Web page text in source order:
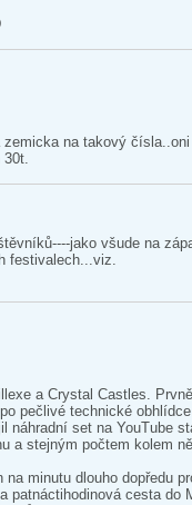
na takový
30t.
jako všude na
festivalech...viz.
a Crystal Castles.
pečlivé technické
náhradní set na YouTube
a stejným počtem kolem
minutu dlouho dopředu
patnáctihodinová cesta do